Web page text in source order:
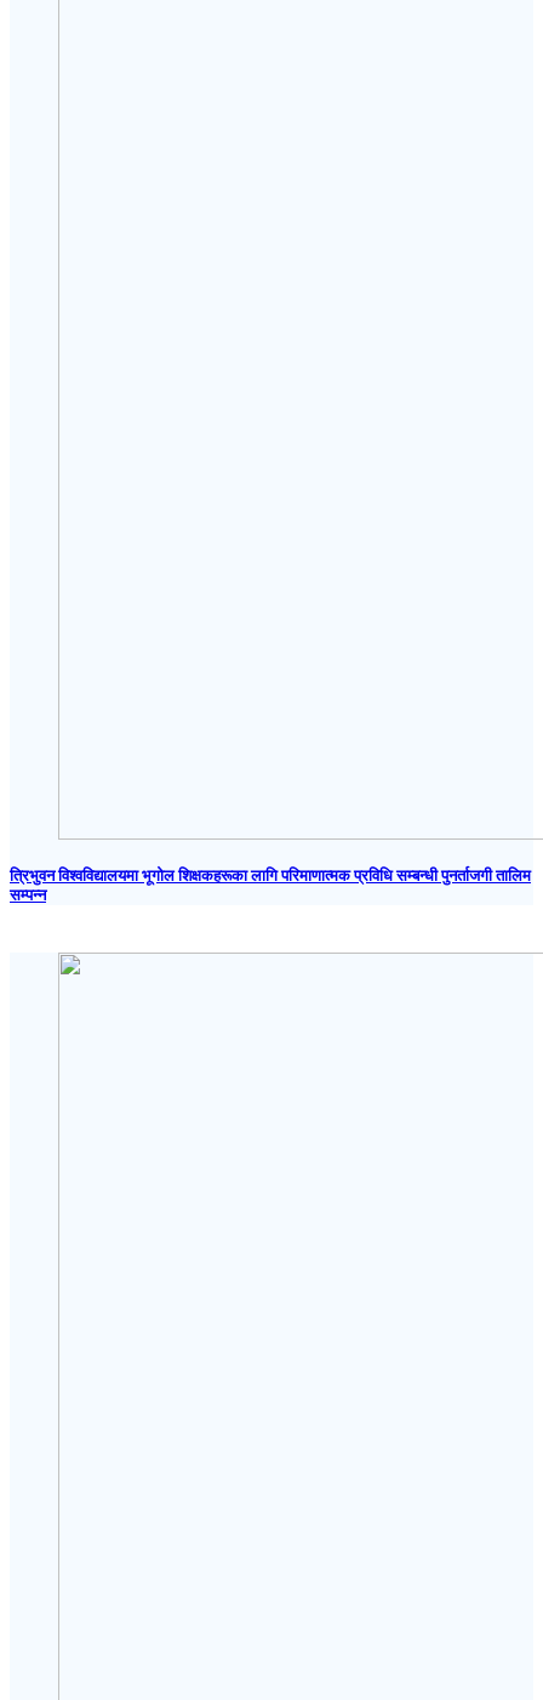
त्रिभुवन विश्वविद्यालयमा भूगोल शिक्षकहरूका लागि परिमाणात्मक प्रविधि सम्बन्धी पुनर्ताजगी तालिम
सम्पन्न